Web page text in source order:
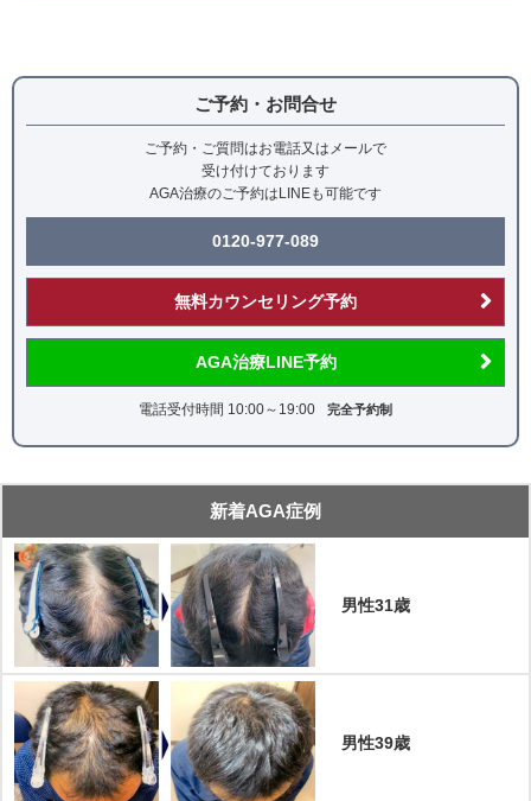
ありましたらお気軽にお聞きください。
オーダーメイドAGA処方薬：27,500円/月
AGAメソセラピー：77,000円/回
ご予約・お問合せ
ご予約・ご質問はお電話又はメールで
受け付けております
AGA治療のご予約はLINEも可能です
0120-977-089
無料カウンセリング予約
AGA治療LINE予約
電話受付時間 10:00～19:00 完全予約制
新着AGA症例
男性31歳
男性39歳